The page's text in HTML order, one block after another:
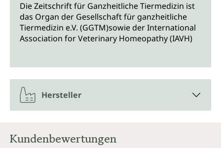
Die Zeitschrift für Ganzheitliche Tiermedizin ist
das Organ der Gesellschaft für ganzheitliche
Tiermedizin e.V. (GGTM)sowie der International
Association for Veterinary Homeopathy (IAVH)
Hersteller
Kundenbewertungen